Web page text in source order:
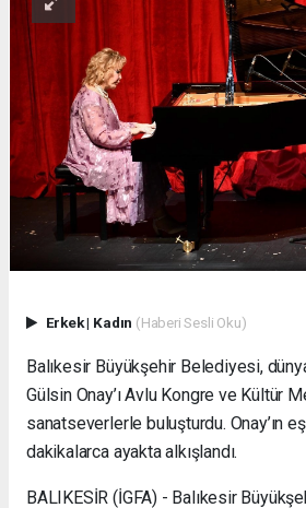
Erkek| Kadın (Haberi Sesli Oku)
Balıkesir Büyükşehir Belediyesi,
Gülsin Onay’ı Avlu Kongre ve Kültür
sanatseverlerle buluşturdu. Onay’ın
dakikalarca ayakta alkışlandı.
BALIKESİR (İGFA) - Balıkesir